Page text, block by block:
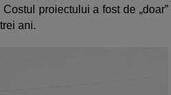
proiectului a fost de „doar”
ani.